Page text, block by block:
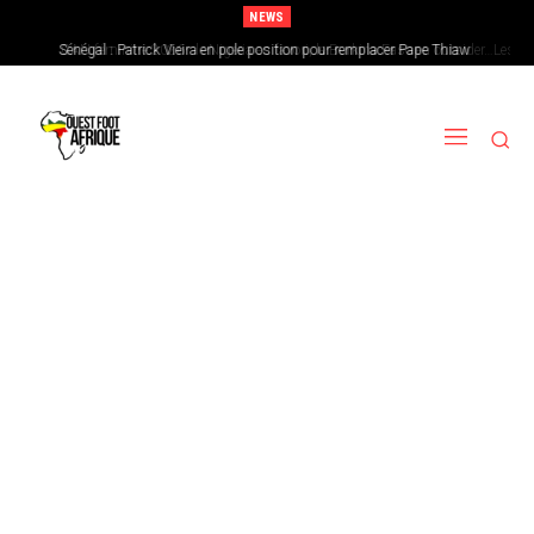
NEWS
CAN féminine 2026 : le Nigeria en favori, le Burkina Faso en outsider…Les
chances de l’Afrique de l’Ouest